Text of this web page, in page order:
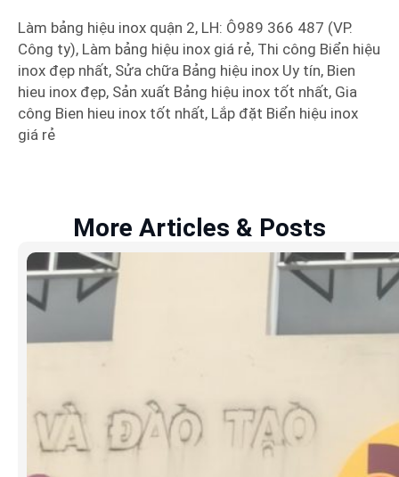
Làm bảng hiệu inox quận 2, LH: Ô989 366 487 (VP.
Công ty), Làm bảng hiệu inox giá rẻ, Thi công Biển hiệu
inox đẹp nhất, Sửa chữa Bảng hiệu inox Uy tín, Bien
hieu inox đẹp, Sản xuất Bảng hiệu inox tốt nhất, Gia
công Bien hieu inox tốt nhất, Lắp đặt Biển hiệu inox
giá rẻ
More Articles & Posts